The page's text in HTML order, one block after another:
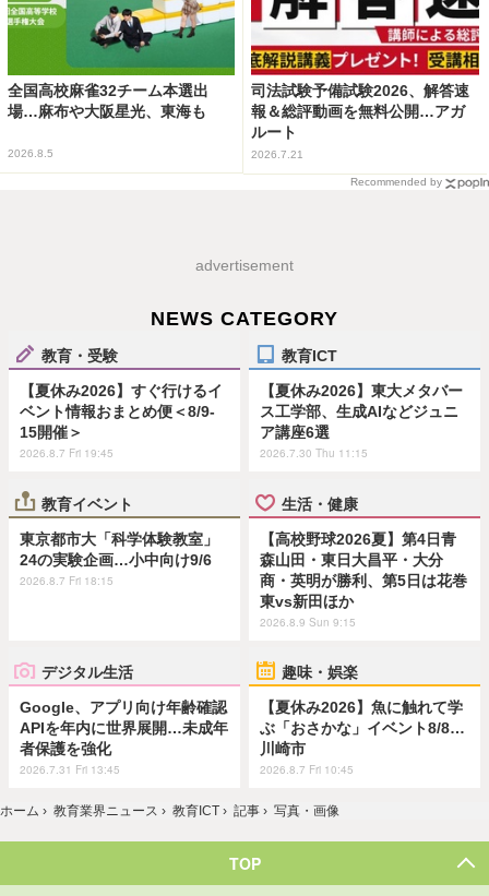
全国高校麻雀32チーム本選出
場…麻布や大阪星光、東海も
2026.8.5
司法試験予備試験2026、解答速
報＆総評動画を無料公開…アガ
ルート
2026.7.21
Recommended by
advertisement
NEWS CATEGORY
教育・受験
【夏休み2026】すぐ行けるイ
ベント情報おまとめ便＜8/9-
15開催＞
2026.8.7 Fri 19:45
教育ICT
【夏休み2026】東大メタバー
ス工学部、生成AIなどジュニ
ア講座6選
2026.7.30 Thu 11:15
教育イベント
東京都市大「科学体験教室」
24の実験企画…小中向け9/6
2026.8.7 Fri 18:15
生活・健康
【高校野球2026夏】第4日青
森山田・東日大昌平・大分
商・英明が勝利、第5日は花巻
東vs新田ほか
2026.8.9 Sun 9:15
デジタル生活
Google、アプリ向け年齢確認
APIを年内に世界展開…未成年
者保護を強化
2026.7.31 Fri 13:45
趣味・娯楽
【夏休み2026】魚に触れて学
ぶ「おさかな」イベント8/8…
川崎市
2026.8.7 Fri 10:45
ホーム › 教育業界ニュース › 教育ICT › 記事 › 写真・画像
TOP